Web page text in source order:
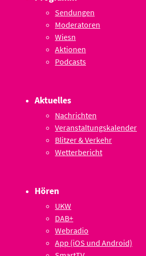
Sendungen
Moderatoren
Wiesn
Aktionen
Podcasts
Aktuelles
Nachrichten
Veranstaltungskalender
Blitzer & Verkehr
Wetterbericht
Hören
UKW
DAB+
Webradio
App (iOS und Android)